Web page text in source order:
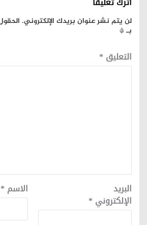
لن يتم نشر عنوان بريدك الإلكتروني.
بـ*
التعليق *
الاسم * البريد
الإلكتروني *